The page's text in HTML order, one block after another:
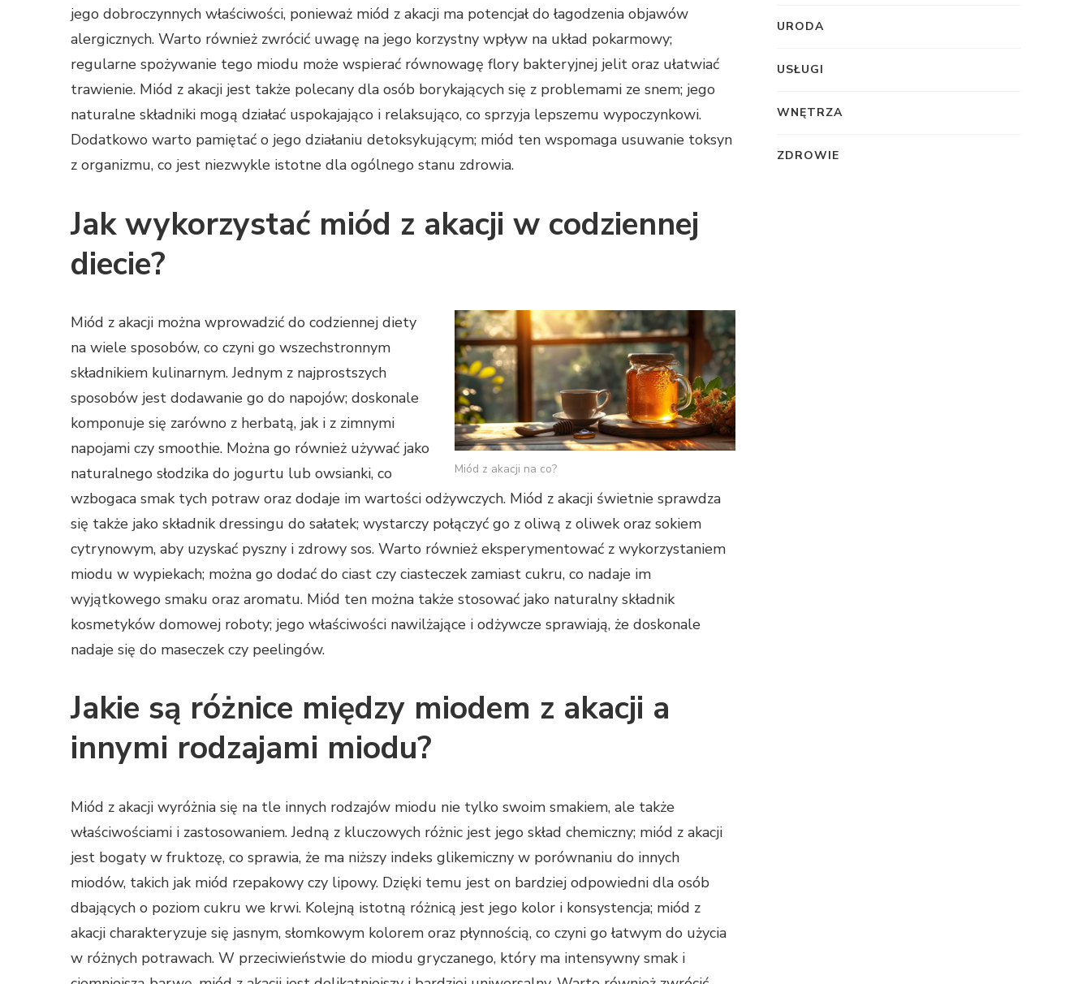
jego dobroczynnych właściwości, ponieważ miód z akacji ma potencjał do łagodzenia objawów
alergicznych. Warto również zwrócić uwagę na jego korzystny wpływ na układ pokarmowy;
regularne spożywanie tego miodu może wspierać równowagę flory bakteryjnej jelit oraz ułatwiać
trawienie. Miód z akacji jest także polecany dla osób borykających się z problemami ze snem; jego
naturalne składniki mogą działać uspokajająco i relaksująco, co sprzyja lepszemu wypoczynkowi.
Dodatkowo warto pamiętać o jego działaniu detoksykującym; miód ten wspomaga usuwanie toksyn
z organizmu, co jest niezwykle istotne dla ogólnego stanu zdrowia.
Jak wykorzystać miód z akacji w codziennej
diecie?
Miód z akacji na co?
Miód z akacji można wprowadzić do codziennej diety
na wiele sposobów, co czyni go wszechstronnym
składnikiem kulinarnym. Jednym z najprostszych
sposobów jest dodawanie go do napojów; doskonale
komponuje się zarówno z herbatą, jak i z zimnymi
napojami czy smoothie. Można go również używać jako
naturalnego słodzika do jogurtu lub owsianki, co
wzbogaca smak tych potraw oraz dodaje im wartości odżywczych. Miód z akacji świetnie sprawdza
się także jako składnik dressingu do sałatek; wystarczy połączyć go z oliwą z oliwek oraz sokiem
cytrynowym, aby uzyskać pyszny i zdrowy sos. Warto również eksperymentować z wykorzystaniem
miodu w wypiekach; można go dodać do ciast czy ciasteczek zamiast cukru, co nadaje im
wyjątkowego smaku oraz aromatu. Miód ten można także stosować jako naturalny składnik
kosmetyków domowej roboty; jego właściwości nawilżające i odżywcze sprawiają, że doskonale
nadaje się do maseczek czy peelingów.
Jakie są różnice między miodem z akacji a
innymi rodzajami miodu?
Miód z akacji wyróżnia się na tle innych rodzajów miodu nie tylko swoim smakiem, ale także
właściwościami i zastosowaniem. Jedną z kluczowych różnic jest jego skład chemiczny; miód z akacji
jest bogaty w fruktozę, co sprawia, że ma niższy indeks glikemiczny w porównaniu do innych
miodów, takich jak miód rzepakowy czy lipowy. Dzięki temu jest on bardziej odpowiedni dla osób
dbających o poziom cukru we krwi. Kolejną istotną różnicą jest jego kolor i konsystencja; miód z
akacji charakteryzuje się jasnym, słomkowym kolorem oraz płynnością, co czyni go łatwym do użycia
w różnych potrawach. W przeciwieństwie do miodu gryczanego, który ma intensywny smak i
URODA
USŁUGI
WNĘTRZA
ZDROWIE